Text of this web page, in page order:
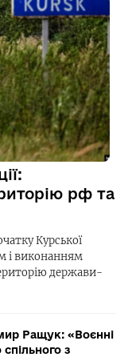
рф та
Курської
і виконанням
держави-
Ращук: «Воєнні
з